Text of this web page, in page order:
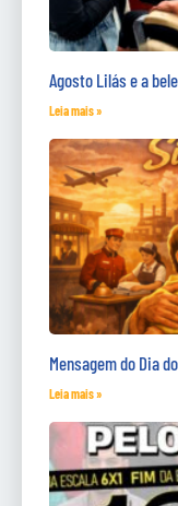
Agosto Lilás e a
Leia mais »
Mensagem do Dia
Leia mais »